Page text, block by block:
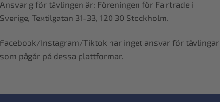
Ansvarig för tävlingen är: Föreningen för Fairtrade i
Sverige, Textilgatan 31-33, 120 30 Stockholm.
Facebook/Instagram/Tiktok har inget ansvar för tävlingar
som pågår på dessa plattformar.